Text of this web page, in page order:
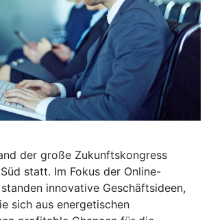
der große Zukunftskongress
statt. Im Fokus der Online-
innovative Geschäftsideen,
sich aus energetischen